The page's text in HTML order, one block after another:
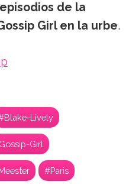
de la
Girl en la urbe.
Lively
Girl
#Paris